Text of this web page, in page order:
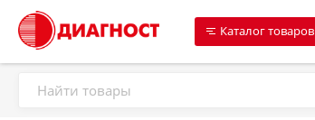
Каталог товаров